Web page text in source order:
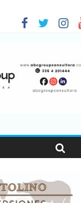
5,9% más que en 2025